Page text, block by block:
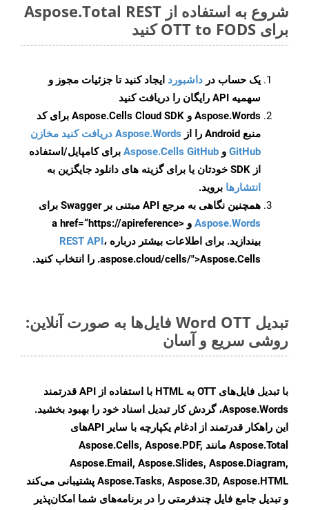
شروع به استفاده از Aspose.Total REST
برای OTT to FODS کنید
یک حساب در داشبورد ایجاد کنید تا جزئیات مجوز و
سهمیه API رایگان را دریافت کنید
Aspose.Words و Aspose.Cells Cloud SDK برای کد
منبع Android را از
Aspose.Words دریافت کنید مخازن
GitHub و Aspose.Cells GitHub برای کامپایل/استفاده
از SDK خودتان یا برای گزینه های دانلود جایگزین به
انتشارها بروید.
همچنین نگاهی به مرجع API مبتنی بر Swagger برای
Aspose.Words
و <a href=“https://apireference
بیندازید. برای اطلاعات بیشتر درباره REST API،
.aspose.cloud/cells/">Aspose.Cells را انتخاب کنید.
تبدیل Word OTT فایل‌ها به صورت آنلاین:
روشی سریع و آسان
با تبدیل فایل‌های OTT به HTML با استفاده از API قدرتمند
Aspose.Words، گردش کار تبدیل اسناد خود را بهبود بخشید.
این راهکار قدرتمند از ادغام یکپارچه با سایر APIهای
Aspose.Total مانند Aspose.Cells, Aspose.PDF,
Aspose.Email, Aspose.Slides, Aspose.Diagram,
Aspose.Tasks, Aspose.3D, Aspose.HTML پشتیبانی می‌کند
و تبدیل جامع فایل چندفرمتی را در برنامه‌های شما امکان‌پذیر